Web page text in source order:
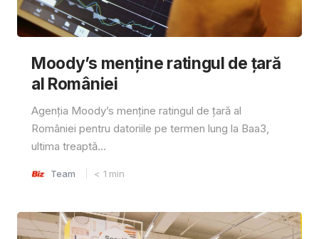
Moody’s menține ratingul de țară
al României
Agenția Moody’s menține ratingul de țară al
României pentru datoriile pe termen lung la Baa3,
ultima treaptă...
Team < 1 min